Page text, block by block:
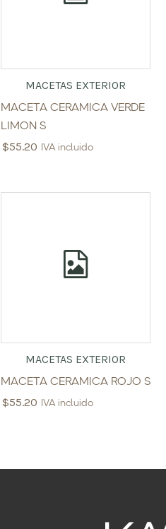
MACETAS EXTERIOR
MACETA CERAMICA VERDE
LIMON S
$55.20 IVA incluido
MACETAS EXTERIOR
MACETA CERAMICA ROJO S
$55.20 IVA incluido